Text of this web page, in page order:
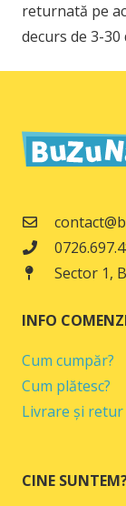
returnată pe
decurs de 3-
Sector 1,
INFO
Cum cumpăr?
Cum plătesc?
Livrare și retur
CINE